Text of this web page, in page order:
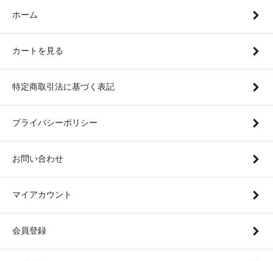
ホーム
カートを見る
特定商取引法に基づく表記
プライバシーポリシー
お問い合わせ
マイアカウント
会員登録